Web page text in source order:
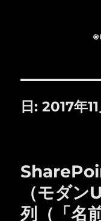
日:2017年11
（モダン
列（「名